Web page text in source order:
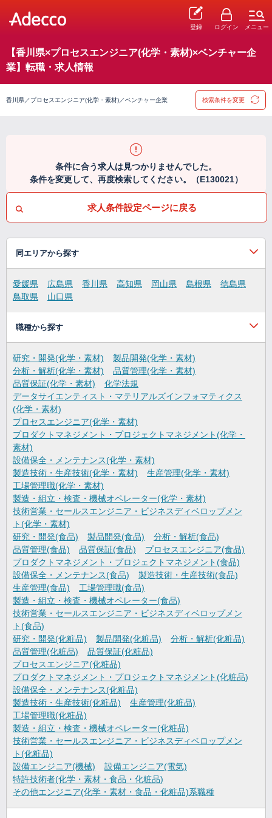
登録 ログイン メニュー
【香川県×プロセスエンジニア(化学・素材)×ベンチャー企
業】転職・求人情報
香川県／プロセスエンジニア(化学・素材)／ベンチャー企業 検索条件を変更
条件に合う求人は見つかりませんでした。
条件を変更して、再度検索してください。（E130021）
求人条件設定ページに戻る
同エリアから探す
愛媛県 広島県 香川県 高知県 岡山県 島根県
徳島県
鳥取県
山口県
職種から探す
研究・開発(化学・素材)
製品開発(化学・素材)
分析・解析(化学・素材)
品質管理(化学・素材)
品質保証(化学・素材)
化学法規
データサイエンティスト・マテリアルズインフォマティクス
(化学・素材)
プロセスエンジニア(化学・素材)
プロダクトマネジメント・プロジェクトマネジメント(化学・
素材)
設備保全・メンテナンス(化学・素材)
製造技術・生産技術(化学・素材)
生産管理(化学・素材)
工場管理職(化学・素材)
製造・組立・検査・機械オペレーター(化学・素材)
技術営業・セールスエンジニア・ビジネスディベロップメン
ト(化学・素材)
研究・開発(食品)
製品開発(食品)
分析・解析(食品)
品質管理(食品)
品質保証(食品)
プロセスエンジニア(食品)
プロダクトマネジメント・プロジェクトマネジメント(食品)
設備保全・メンテナンス(食品)
製造技術・生産技術(食品)
生産管理(食品)
工場管理職(食品)
製造・組立・検査・機械オペレーター(食品)
技術営業・セールスエンジニア・ビジネスディベロップメン
ト(食品)
研究・開発(化粧品)
製品開発(化粧品)
分析・解析(化粧品)
品質管理(化粧品)
品質保証(化粧品)
プロセスエンジニア(化粧品)
プロダクトマネジメント・プロジェクトマネジメント(化粧品)
設備保全・メンテナンス(化粧品)
製造技術・生産技術(化粧品)
生産管理(化粧品)
工場管理職(化粧品)
製造・組立・検査・機械オペレーター(化粧品)
技術営業・セールスエンジニア・ビジネスディベロップメン
ト(化粧品)
設備エンジニア(機械)
設備エンジニア(電気)
特許技術者(化学・素材・食品・化粧品)
その他エンジニア(化学・素材・食品・化粧品)系職種